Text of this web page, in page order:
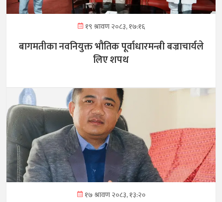
१९ श्रावण २०८३, १७:१६
बागमतीका नवनियुक्त भौतिक पूर्वाधारमन्त्री बज्राचार्यले
लिए शपथ
१७ श्रावण २०८३, १३:२०